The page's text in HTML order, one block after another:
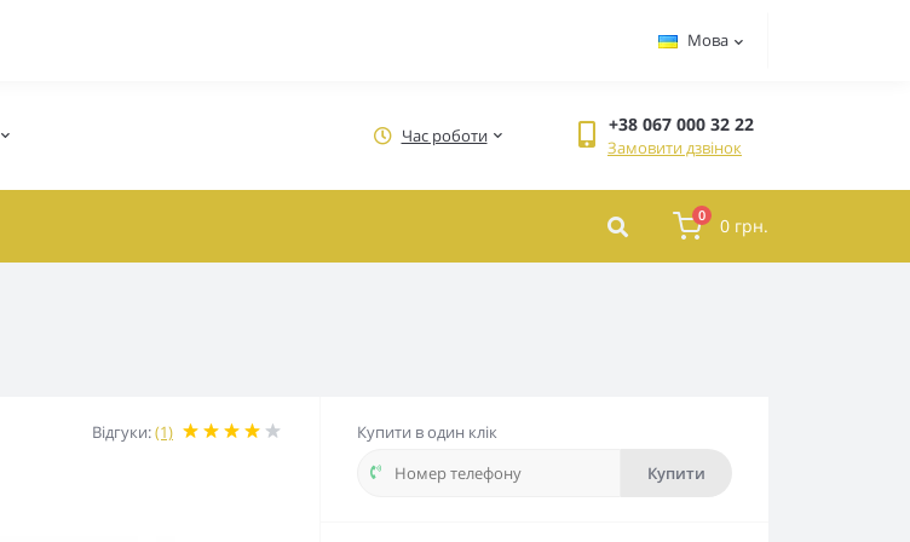
Мова
Час роботи +38 067 000 32 22
Замовити дзвінок
0 0 грн.
Відгуки:(1)
Купити в один клік
Купити